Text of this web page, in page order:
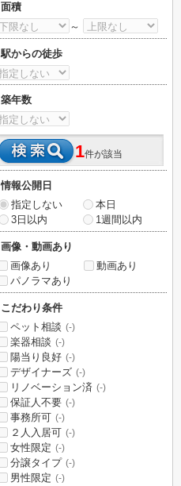
面積
～
駅からの徒歩
築年数
1件が該当
情報公開日
指定しない
本日
3日以内
1週間以内
画像・動画あり
画像あり
動画あり
パノラマあり
こだわり条件
ペット相談 (-)
楽器相談 (-)
陽当り良好 (-)
デザイナーズ (-)
リノベーション済 (-)
保証人不要 (-)
事務所可 (-)
２人入居可 (-)
女性限定 (-)
分譲タイプ (-)
男性限定 (-)